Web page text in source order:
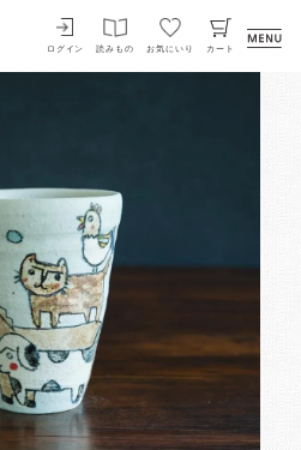
ログイン 読みもの お気にいり カート